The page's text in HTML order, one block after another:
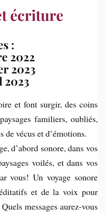
écriture
:
2022
2023
2023
et font surgir, des coins
familiers, oubliés,
de vécus et d’émotions.
d’abord sonore, dans vos
voilés, et dans vos
vous! Un voyage sonore
et de la voix pour
messages aurez-vous